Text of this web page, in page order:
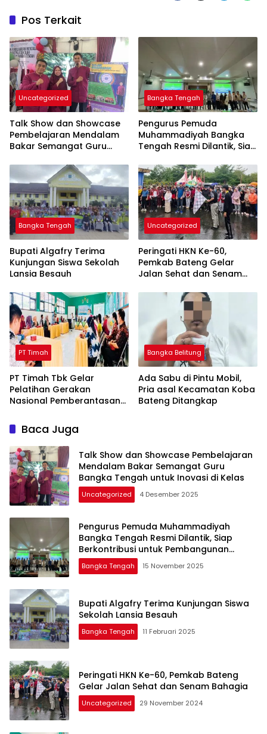
Pos Terkait
Uncategorized
Talk Show dan Showcase
Pembelajaran Mendalam
Bakar Semangat Guru
Inovasi di Kelas
Bangka Tengah
Pengurus Pemuda
Muhammadiyah Bangka
Tengah Resmi Dilantik, Siap
Pembangunan Daerah
Bangka Tengah
Bupati Algafry Terima
Kunjungan Siswa Sekolah
Lansia Besauh
Uncategorized
Peringati HKN Ke-60,
Pemkab Bateng Gelar
Jalan Sehat dan Senam
PT Timah
PT Timah Tbk Gelar
Pelatihan Gerakan
Nasional Pemberantasan
Terhadap 80 Guru di
Beltim
Bangka Belitung
Ada Sabu di Pintu Mobil,
Pria asal Kecamatan Koba
Bateng Ditangkap
Baca Juga
Talk Show dan Showcase Pembelajaran
Mendalam Bakar Semangat Guru
Bangka Tengah untuk Inovasi di Kelas
Uncategorized 4 Desember 2025
Pengurus Pemuda Muhammadiyah
Bangka Tengah Resmi Dilantik, Siap
Berkontribusi untuk Pembangunan
Daerah
Bangka Tengah 15 November 2025
Bupati Algafry Terima Kunjungan Siswa
Sekolah Lansia Besauh
Bangka Tengah 11 Februari 2025
Peringati HKN Ke-60, Pemkab Bateng
Gelar Jalan Sehat dan Senam Bahagia
Uncategorized 29 November 2024